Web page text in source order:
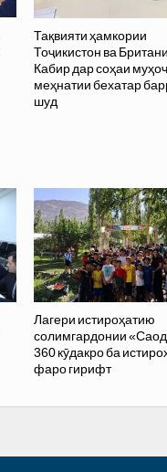
Тақвияти ҳамкории
Тоҷикистон ва
Кабир дар соҳаи
меҳнатии бехатар
шуд
Лагери истироҳатию
солимгардонии
360 кӯдакро ба
фаро гирифт